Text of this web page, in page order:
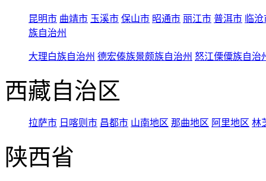
昆明市 曲靖市 玉溪市 保山市 昭通市 丽江市 普洱市 临
族自治州
大理白族自治州 德宏傣族景颇族自治州 怒江傈僳族自治
西藏自治区
拉萨市 日喀则市 昌都市 山南地区 那曲地区 阿里地区 林
陕西省